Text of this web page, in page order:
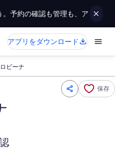
予約の確認も管理も、ア
アプリをダウンロード
ビーナ
保存